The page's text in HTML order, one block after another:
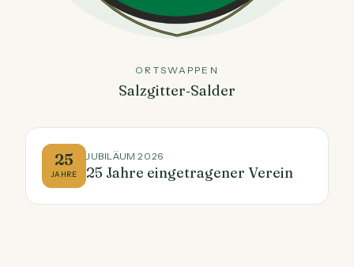
ORTSWAPPEN
Salzgitter‑Salder
25
JAHRE
JUBILÄUM 2026
25 Jahre eingetragener Verein